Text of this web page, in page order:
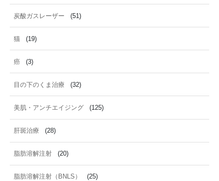
炭酸ガスレーザー (51)
猫 (19)
癌 (3)
目の下のくま治療 (32)
美肌・アンチエイジング (125)
肝斑治療 (28)
脂肪溶解注射 (20)
脂肪溶解注射（BNLS） (25)